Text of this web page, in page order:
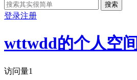
搜索
登录注册
wttwdd的个人空间
访问量1